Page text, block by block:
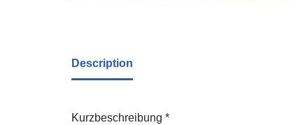
Description
Kurzbeschreibung *